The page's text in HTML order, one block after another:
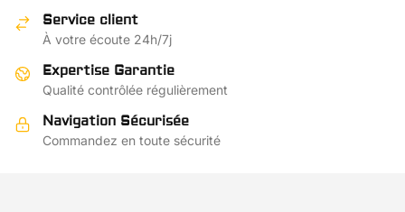
Service client
À votre écoute 24h/7j
Expertise Garantie
Qualité contrôlée régulièrement
Navigation Sécurisée
Commandez en toute sécurité